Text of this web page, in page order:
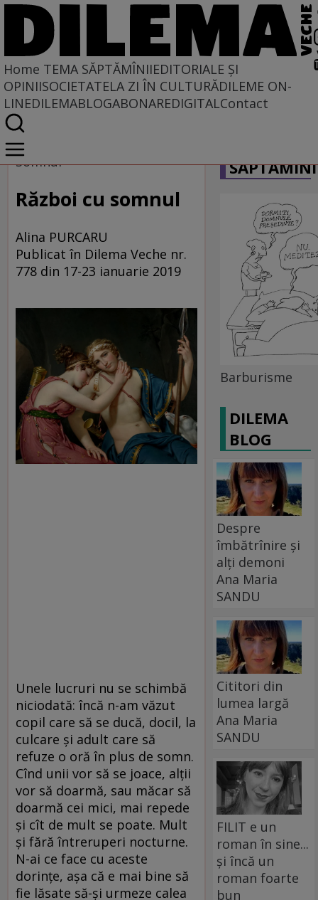
Home TEMA SĂPTĂMÎNIIEDITORIALE ȘI
OPINIISOCIETATELA ZI ÎN CULTURĂDILEME ON-
LINEDILEMABLOGABONAREDIGITALContact
Home
Tema săptămînii
Somnul
Război cu somnul
Alina PURCARU
Publicat în Dilema Veche nr.
778 din 17-23 ianuarie 2019
Unele lucruri nu se schimbă
niciodată: încă n-am văzut
copil care să se ducă, docil, la
culcare și adult care să
refuze o oră în plus de somn.
Cînd unii vor să se joace, alții
vor să doarmă, sau măcar să
doarmă cei mici, mai repede
și cît de mult se poate. Mult
și fără întreruperi nocturne.
N-ai ce face cu aceste
dorințe, așa că e mai bine să
fie lăsate să-și urmeze calea
Barburisme
DILEMA
BLOG
Despre
îmbătrînire și
alți demoni
Ana Maria
SANDU
Cititori din
lumea largă
Ana Maria
SANDU
FILIT e un
roman în sine...
și încă un
roman foarte
bun